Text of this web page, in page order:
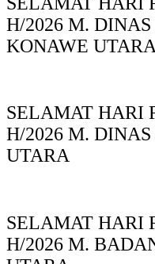
H/2026 M.
KONAWE UTARA
SELAMAT HARI
H/2026 M.
UTARA
SELAMAT HARI
H/2026 M.